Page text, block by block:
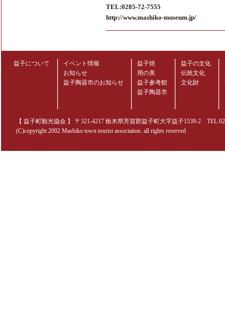
TEL:0285-72-7555
http://www.mashiko-museum.jp/
益子について
イベント情報
お知らせ
益子陶器市のお知らせ
益子焼
用の美
益子参考館
益子陶器市
益子の文化
伝統文化
文化財
【 益子町観光協会 】 〒321-4217 栃木県芳賀郡益子町大字益子1539-2
(C)copyright 2002 Mashiko town tourist association. all rights reserved